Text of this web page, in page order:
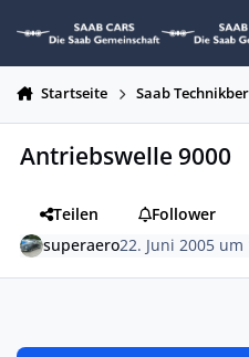
Startseite Saab
Antriebswelle 9000
Teilen
Follower
superaero22. Juni 2005 um